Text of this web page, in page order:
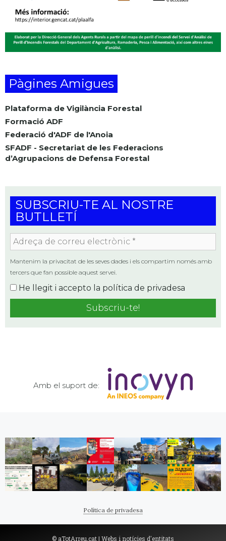
Pàgines Amigues
Plataforma de Vigilància Forestal
Formació ADF
Federació d'ADF de l'Anoia
SFADF - Secretariat de les Federacions
d’Agrupacions de Defensa Forestal
SUBSCRIU-TE AL NOSTRE
BUTLLETÍ
Adreça
de
correu
electrònic
*
Mantenim la privacitat de les seves dades i els compartim només amb
tercers que fan possible aquest servei.
He llegit i accepto la política de privadesa
Amb el suport de:
Política de privadesa
© aTotArreu.cat| Webs i notícies d'entitats